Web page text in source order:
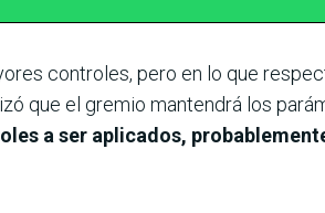
controles, pero en lo que
que el gremio mantendrá los
a ser aplicados,